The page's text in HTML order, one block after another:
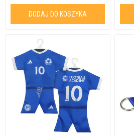
DODAJ DO KOSZYKA